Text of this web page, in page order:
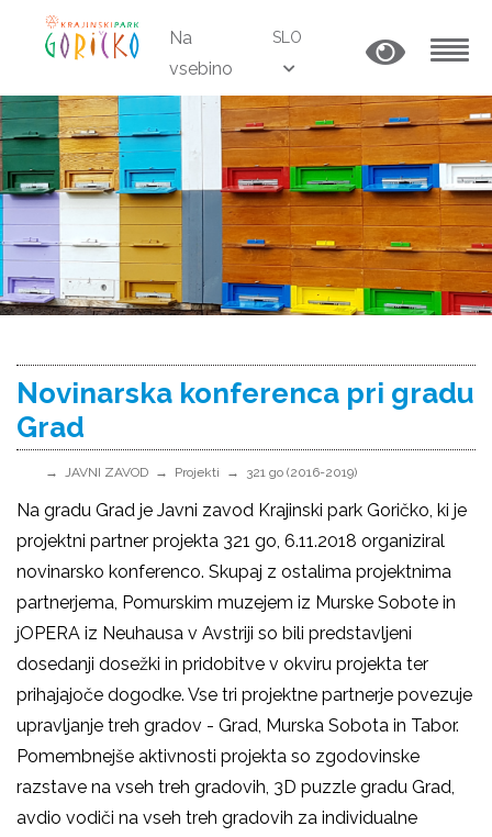
Na
vsebino
SLO
Novinarska konferenca pri gradu
Grad
JAVNI ZAVOD Projekti 321 go (2016-2019)
Na gradu Grad je Javni zavod Krajinski park Goričko, ki je
projektni partner projekta 321 go, 6.11.2018 organiziral
novinarsko konferenco. Skupaj z ostalima projektnima
partnerjema, Pomurskim muzejem iz Murske Sobote in
jOPERA iz Neuhausa v Avstriji so bili predstavljeni
dosedanji dosežki in pridobitve v okviru projekta ter
prihajajoče dogodke. Vse tri projektne partnerje povezuje
upravljanje treh gradov - Grad, Murska Sobota in Tabor.
Pomembnejše aktivnosti projekta so zgodovinske
razstave na vseh treh gradovih, 3D puzzle gradu Grad,
avdio vodiči na vseh treh gradovih za individualne